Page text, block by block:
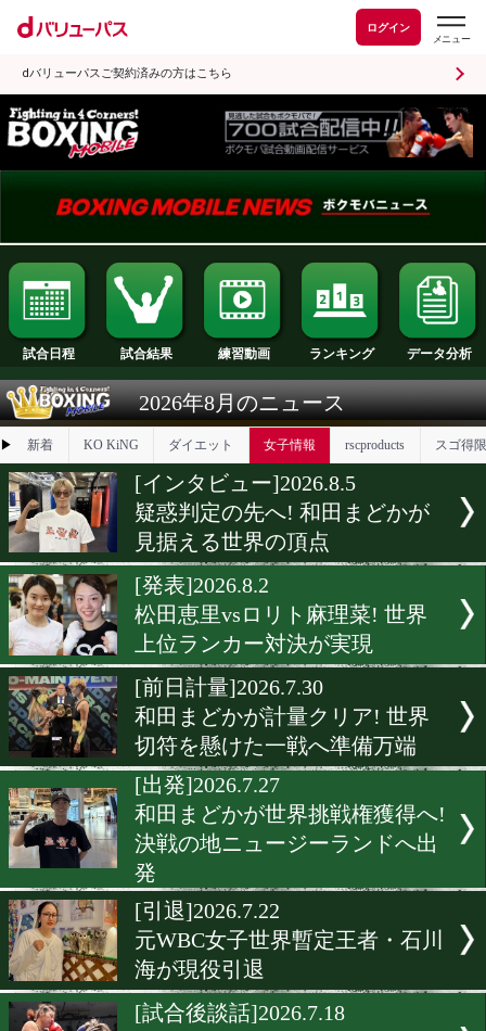
ログイン
dバリューパスご契約済みの方はこちら
試合日程 試合結果 練習動画 ランキング
2026年8月のニュース
▶ 新着 KO KiNG ダイエット 女子情報
[インタビュー]2026.8.5
疑惑判定の先へ! 和田まど
見据える世界の頂点
[発表]2026.8.2
松田恵里vsロリト麻理菜!
上位ランカー対決が実現
[前日計量]2026.7.30
和田まどかが計量クリア!
切符を懸けた一戦へ準備万
[出発]2026.7.27
和田まどかが世界挑戦権獲
決戦の地ニュージーランド